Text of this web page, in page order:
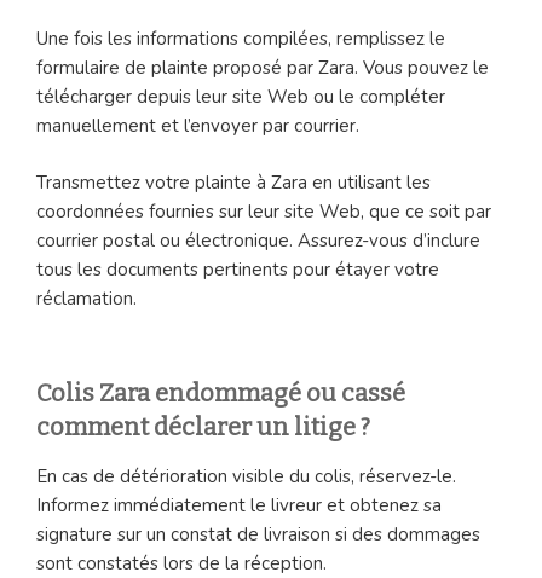
Une fois les informations compilées, remplissez le
formulaire de plainte proposé par Zara. Vous pouvez le
télécharger depuis leur site Web ou le compléter
manuellement et l’envoyer par courrier.
Transmettez votre plainte à Zara en utilisant les
coordonnées fournies sur leur site Web, que ce soit par
courrier postal ou électronique. Assurez-vous d’inclure
tous les documents pertinents pour étayer votre
réclamation.
Colis Zara endommagé ou cassé
comment déclarer un litige ?
En cas de détérioration visible du colis, réservez-le.
Informez immédiatement le livreur et obtenez sa
signature sur un constat de livraison si des dommages
sont constatés lors de la réception.